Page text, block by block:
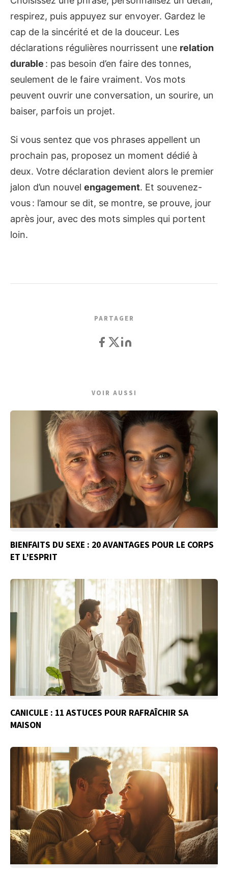
respirez, puis appuyez sur envoyer. Gardez le
cap de la sincérité et de la douceur. Les
déclarations régulières nourrissent une relation
durable : pas besoin d’en faire des tonnes,
seulement de le faire vraiment. Vos mots
peuvent ouvrir une conversation, un sourire, un
baiser, parfois un projet.
Si vous sentez que vos phrases appellent un
prochain pas, proposez un moment dédié à
deux. Votre déclaration devient alors le premier
jalon d’un nouvel engagement. Et souvenez-
vous : l’amour se dit, se montre, se prouve, jour
après jour, avec des mots simples qui portent
loin.
PARTAGER
VOIR AUSSI
BIENFAITS DU SEXE : 20 AVANTAGES POUR LE CORPS
ET L’ESPRIT
CANICULE : 11 ASTUCES POUR RAFRAÎCHIR SA
MAISON